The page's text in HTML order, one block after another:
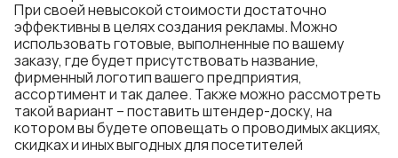
При своей невысокой стоимости достаточно
эффективны в целях создания рекламы. Можно
использовать готовые, выполненные по вашему
заказу, где будет присутствовать название,
фирменный логотип вашего предприятия,
ассортимент и так далее. Также можно рассмотреть
такой вариант – поставить штендер-доску, на
котором вы будете оповещать о проводимых акциях,
скидках и иных выгодных для посетителей